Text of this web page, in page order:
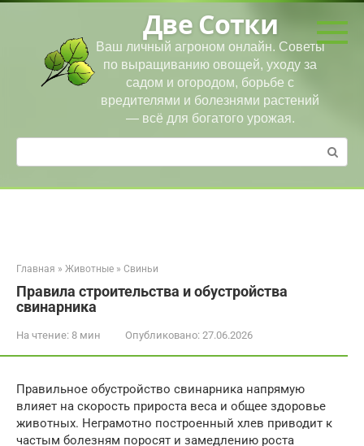
Перейти
Две Сотки
Ваш личный агроном онлайн. Советы
по выращиванию овощей, уходу за
садом и огородом, борьбе с
вредителями и болезнями растений
— всё для богатого урожая.
Поиск:
Главная » Животные » Свиньи
Правила строительства и обустройства
свинарника
На чтение: 8 мин Опубликовано: 27.06.2026
Правильное обустройство свинарника напрямую
влияет на скорость прироста веса и общее здоровье
животных. Неграмотно построенный хлев приводит к
частым болезням поросят и замедлению роста